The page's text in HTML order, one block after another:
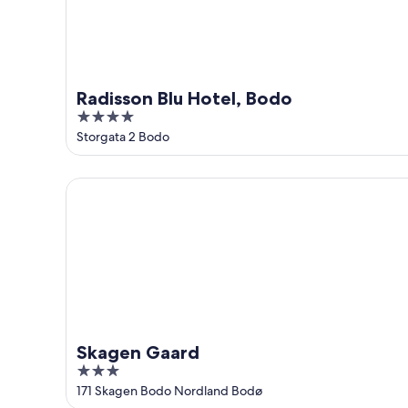
Radisson Blu Hotel, Bodo
4
out
of
5
Storgata 2 Bodo
Skagen Gaard
3
out
171 Skagen Bodo Nordland Bodø
Skagen Gaard